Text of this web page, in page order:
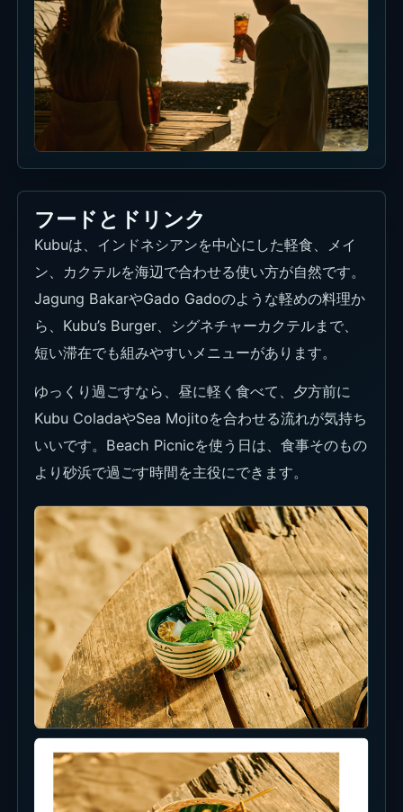
フードとドリンク
Kubuは、インドネシアンを中心にした軽食、メイ
ン、カクテルを海辺で合わせる使い方が自然です。
Jagung BakarやGado Gadoのような軽めの料理か
ら、Kubu’s Burger、シグネチャーカクテルまで、
短い滞在でも組みやすいメニューがあります。
ゆっくり過ごすなら、昼に軽く食べて、夕方前に
Kubu ColadaやSea Mojitoを合わせる流れが気持ち
いいです。Beach Picnicを使う日は、食事そのもの
より砂浜で過ごす時間を主役にできます。